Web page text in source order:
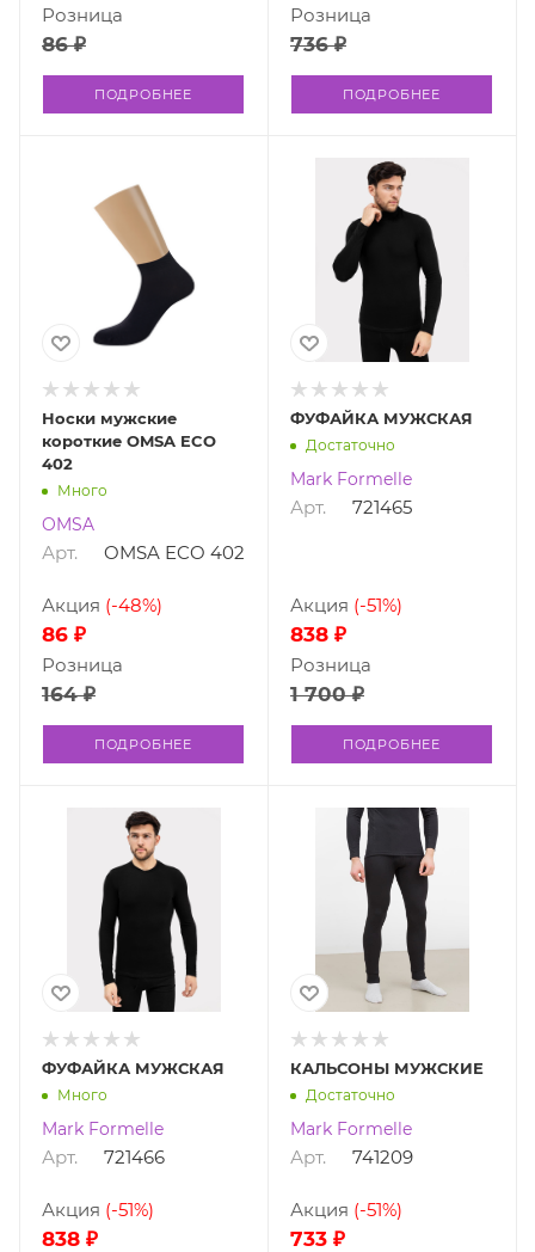
86 ₽
Розница
ПОДРОБНЕЕ
736 ₽
Розница
ПОДРОБНЕЕ
Носки мужские
короткие OMSA ECO
402
Много
OMSA
Арт. OMSA ECO 402
86 ₽
Акция (-48%)
164 ₽
Розница
ПОДРОБНЕЕ
ФУФАЙКА МУЖСКАЯ
Достаточно
Mark Formelle
Арт. 721465
838 ₽
Акция (-51%)
1 700 ₽
Розница
ПОДРОБНЕЕ
ФУФАЙКА МУЖСКАЯ
Много
Mark Formelle
Арт. 721466
838 ₽
Акция (-51%)
КАЛЬСОНЫ МУЖСКИЕ
Достаточно
Mark Formelle
Арт. 741209
733 ₽
Акция (-51%)